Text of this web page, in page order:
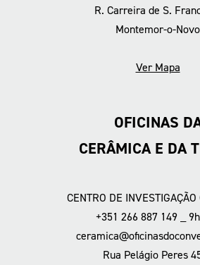
R. Carreira de S.
Montemor-o-Novo
Ver Mapa
OFICINAS
CERÂMICA E DA
CENTRO DE INVESTIGAÇÃO
+351 266 887 149 _
Rua Pelágio Peres